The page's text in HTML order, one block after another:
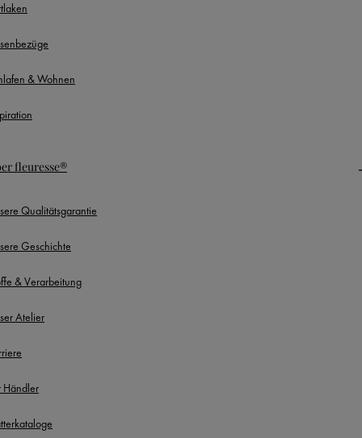
& Wohnen
fleuresse®
Qualitätsgarantie
Geschichte
& Verarbeitung
Atelier
Händler